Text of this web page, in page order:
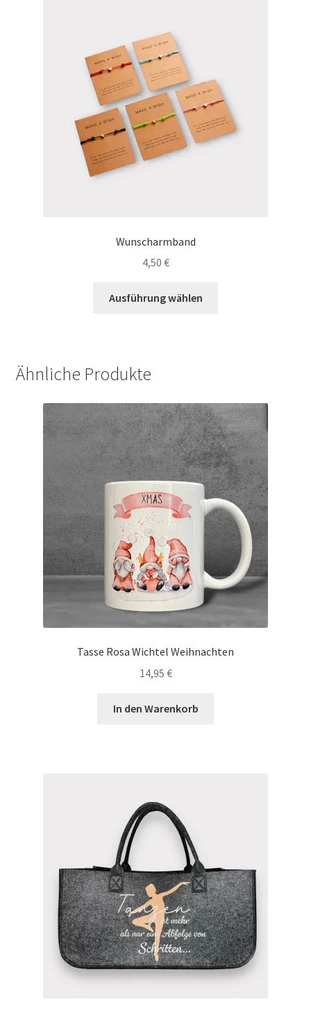
Wunscharmband
4,50 €
Ausführung wählen
Optionen
können
auf
der
Produktseite
gewählt
werden
Ähnliche Produkte
Tasse Rosa Wichtel Weihnachten
14,95 €
In den Warenkorb